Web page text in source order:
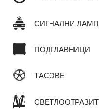
СИГНАЛНИ
ПОДГЛАВНИЦИ
ТАСОВЕ